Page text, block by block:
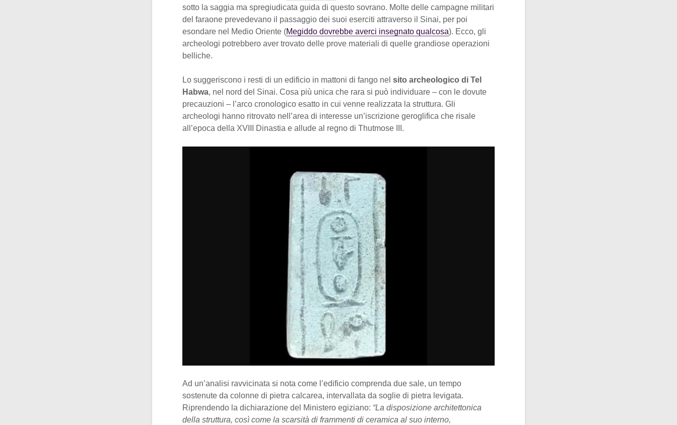
sotto la saggia ma spregiudicata guida di questo sovrano. Molte delle campagne militari
del faraone prevedevano il passaggio dei suoi eserciti attraverso il Sinai, per poi
esondare nel Medio Oriente (Megiddo dovrebbe averci insegnato qualcosa). Ecco, gli
archeologi potrebbero aver trovato delle prove materiali di quelle grandiose operazioni
belliche.
Lo suggeriscono i resti di un edificio in mattoni di fango nel sito archeologico di Tel
Habwa, nel nord del Sinai. Cosa più unica che rara si può individuare – con le dovute
precauzioni – l’arco cronologico esatto in cui venne realizzata la struttura. Gli
archeologi hanno ritrovato nell’area di interesse un’iscrizione geroglifica che risale
all’epoca della XVIII Dinastia e allude al regno di Thutmose III.
Ad un’analisi ravvicinata si nota come l’edificio comprenda due sale, un tempo
sostenute da colonne di pietra calcarea, intervallata da soglie di pietra levigata.
Riprendendo la dichiarazione del Ministero egiziano: “La disposizione architettonica
della struttura, così come la scarsità di frammenti di ceramica al suo interno,